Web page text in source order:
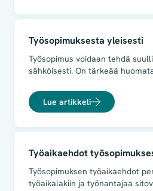
matkakorvauksia.
Työsopimuksesta yleisesti
Työsopimus voidaan tehdä
sähköisesti. On tärkeää
kirjallinenkin. Käytännössä
suositeltavaa sopia kirjallisesti.
vaikeaa muistaa, mitä on sovittu.
Lue artikkeli
Työaikaehdot
Työsopimuksen työaikaehdot
työaikalakiin ja työnantajaa